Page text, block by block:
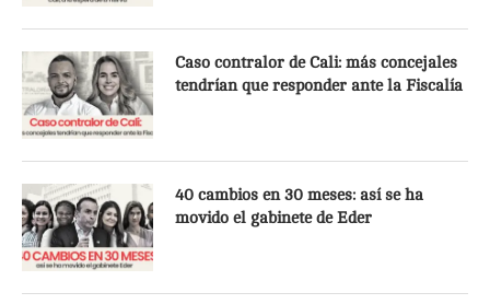
Caso contralor de Cali: más concejales
tendrían que responder ante la Fiscalía
40 cambios en 30 meses: así se ha
movido el gabinete de Eder